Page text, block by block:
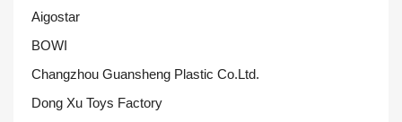
Aigostar
BOWI
Changzhou Guansheng Plastic Co.Ltd.
Dong Xu Toys Factory